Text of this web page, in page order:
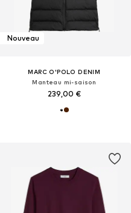
Nouveau
MARC O'POLO DENIM
Manteau mi-saison
239,00 €